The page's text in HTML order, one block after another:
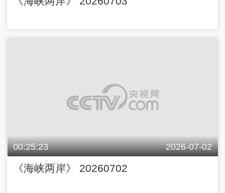
00:25:23 2026-07-02
《海峡两岸》 20260702